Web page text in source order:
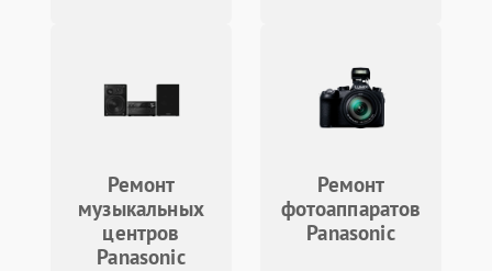
Ремонт
музыкальных
центров
Panasonic
Ремонт
фотоаппаратов
Panasonic